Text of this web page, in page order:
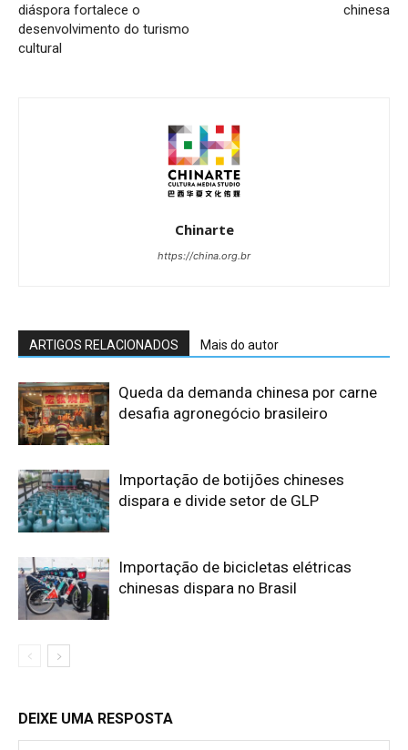
diáspora fortalece o
desenvolvimento do turismo
cultural
chinesa
Chinarte
https://china.org.br
ARTIGOS RELACIONADOS Mais do autor
Queda da demanda chinesa por carne
desafia agronegócio brasileiro
Importação de botijões chineses
dispara e divide setor de GLP
Importação de bicicletas elétricas
chinesas dispara no Brasil
DEIXE UMA RESPOSTA